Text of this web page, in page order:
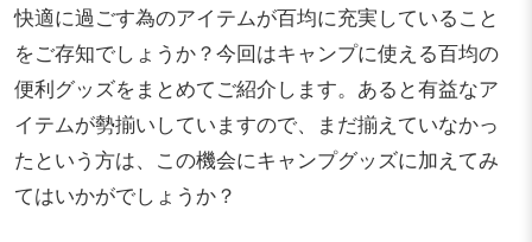
快適に過ごす為のアイテムが百均に充実していること
をご存知でしょうか？今回はキャンプに使える百均の
便利グッズをまとめてご紹介します。あると有益なア
イテムが勢揃いしていますので、まだ揃えていなかっ
たという方は、この機会にキャンプグッズに加えてみ
てはいかがでしょうか？